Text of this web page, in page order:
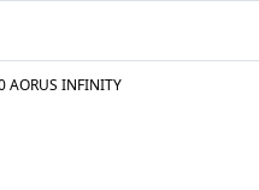
AORUS INFINITY